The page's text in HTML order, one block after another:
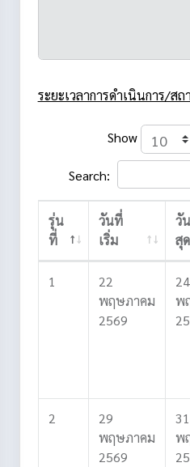
ระยะเวลาการดำเนินการ/ส
Show
Search:
รุ่น
ที่
วันที่
เริ่ม
วั
สุด
1
22
พฤษภาคม
2569
24
พ
2
29
พฤษภาคม
2569
31
พ